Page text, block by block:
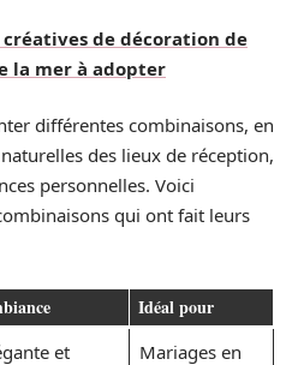
créatives de décoration de
la mer à adopter
différentes combinaisons, en
des lieux de réception,
personnelles. Voici
qui ont fait leurs
Idéal pour
et
Mariages en